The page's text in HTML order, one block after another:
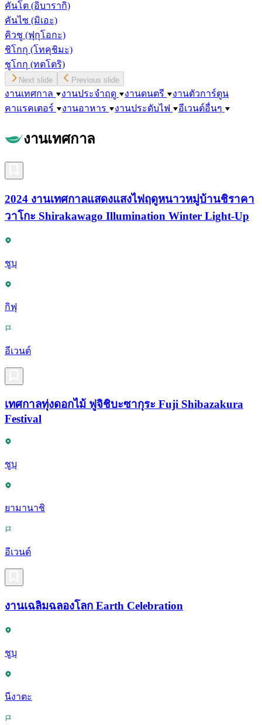
คันโต (อิบารากิ)
คันไซ (มิเอะ)
คิวชู (ฟุกุโอกะ)
ชิโกกุ (โทคุชิมะ)
ชูโกกุ (ทตโตริ)
Next slide Previous slide
งานเทศกาล งานประจำฤดู งานดนตรี
งานตัวการ์ตูน
คาแรคเตอร์
งานอาหาร งานประดับไฟ อีเวนต์อื่นๆ
งานเทศกาล
2024 งานเทศกาลแสดงแสงไฟฤดูหนาวหมู่บ้านชิราคา
วาโกะ Shirakawago Illumination Winter Light-Up
ชูบุ
กิฟุ
อีเวนต์
เทศกาลทุ่งดอกไม้ ฟูจิชิบะซากุระ Fuji Shibazakura
Festival
ชูบุ
ยามานาชิ
อีเวนต์
งานเฉลิมฉลองโลก Earth Celebration
ชูบุ
นีงาตะ